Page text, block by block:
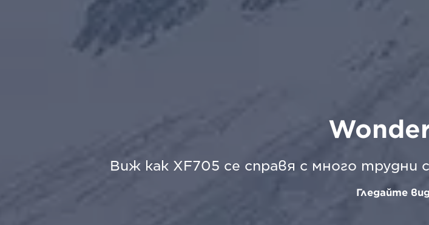
Виж как XF705 се справя с много трудни
Гледайте